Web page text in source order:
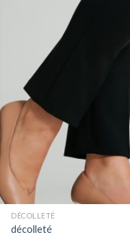
DÉCOLLETÉ
décolleté